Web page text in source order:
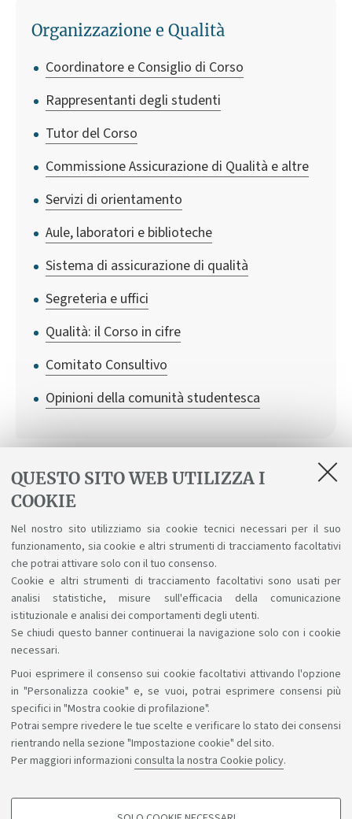
QUESTO SITO WEB UTILIZZA I
COOKIE
Nel nostro sito utilizziamo sia cookie tecnici necessari per il suo
funzionamento, sia cookie e altri strumenti di tracciamento facoltativi
che potrai attivare solo con il tuo consenso.
Cookie e altri strumenti di tracciamento facoltativi sono usati per
analisi statistiche, misure sull'efficacia della comunicazione
istituzionale e analisi dei comportamenti degli utenti.
Se chiudi questo banner continuerai la navigazione solo con i cookie
necessari.
Puoi esprimere il consenso sui cookie facoltativi attivando l'opzione
in "Personalizza cookie" e, se vuoi, potrai esprimere consensi più
specifici in "Mostra cookie di profilazione".
Potrai sempre rivedere le tue scelte e verificare lo stato dei consensi
rientrando nella sezione "Impostazione cookie" del sito.
Per maggiori informazioni consulta la nostra Cookie policy.
Organizzazione e Qualità
Coordinatore e Consiglio di Corso
Rappresentanti degli studenti
Tutor del Corso
Commissione Assicurazione di Qualità e altre
Servizi di orientamento
Aule, laboratori e biblioteche
Sistema di assicurazione di qualità
Segreteria e uffici
Qualità: il Corso in cifre
Comitato Consultivo
Opinioni della comunità studentesca
Regolamenti
Regolamento Didattico A.A. 2026/27
Regolamento Studenti d'Ateneo
Sosteniamo il diritto alla conoscenza
Seguici su: